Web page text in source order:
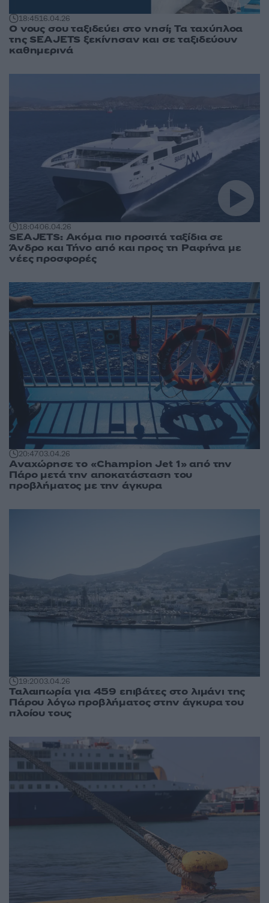
18:4516.04.26
Ο νους σου ταξιδεύει στο νησί; Τα ταχύπλοα
της SEAJETS ξεκίνησαν και σε ταξιδεύουν
καθημερινά
18:0406.04.26
SEAJETS: Ακόμα πιο προσιτά ταξίδια σε
Άνδρο και Τήνο από και προς τη Ραφήνα με
νέες προσφορές
20:4703.04.26
Αναχώρησε το «Champion Jet 1» από την
Πάρο μετά την αποκατάσταση του
προβλήματος με την άγκυρα
19:2003.04.26
Ταλαιπωρία για 459 επιβάτες στο λιμάνι της
Πάρου λόγω προβλήματος στην άγκυρα του
πλοίου τους